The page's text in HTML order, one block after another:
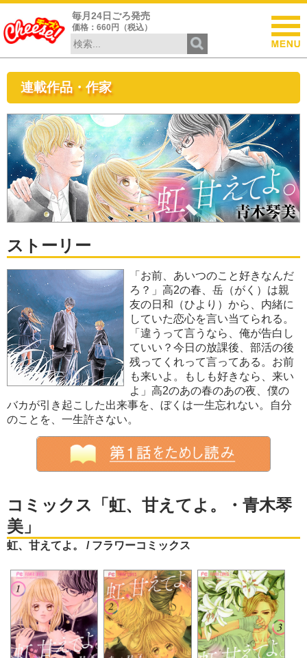
毎月24日ごろ発売
価格：660円（税込）
連載作品・作家
ストーリー
「お前、あいつのこと好きなんだ
ろ？」高2の春、岳（がく）は親
友の日和（ひより）から、内緒に
していた恋心を言い当てられる。
「違うって言うなら、俺が告白し
ていい？今日の放課後、部活の後
残ってくれって言ってある。お前
も来いよ。もしも好きなら、来い
よ」高2のあの春のあの夜、僕の
バカが引き起こした出来事を、ぼくは一生忘れない。自分
のことを、一生許さない。
コミックス「虹、甘えてよ。・青木琴
美」
虹、甘えてよ。 / フラワーコミックス